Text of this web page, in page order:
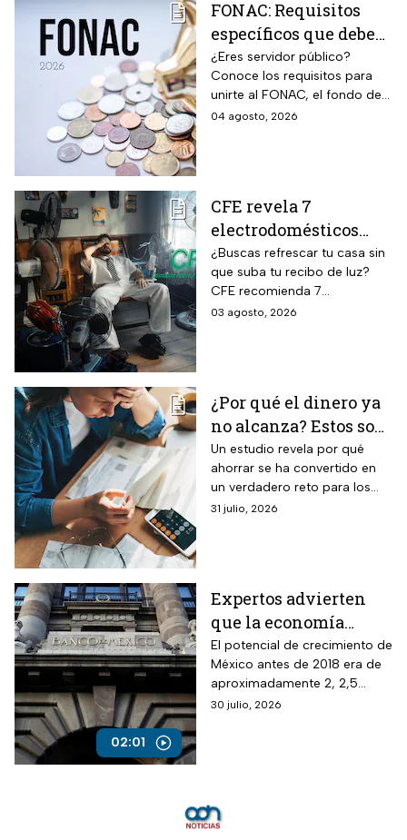
FONAC: Requisitos
específicos que deben
cumplir los
trabajadores para
participar en él
¿Eres servidor público?
Conoce los requisitos para
unirte al FONAC, el fondo de
ahorro Capitalizable de los
04 agosto, 2026
CFE revela 7
electrodomésticos
para combatir el calor
sin que se dispare tu
recibo de luz
¿Buscas refrescar tu casa sin
que suba tu recibo de luz?
CFE recomienda 7
electrodomésticos eficientes
03 agosto, 2026
¿Por qué el dinero ya
no alcanza? Estos son
los gastos que más
impactan a los
mexicanos
Un estudio revela por qué
ahorrar se ha convertido en
un verdadero reto para los
mexicanos.
31 julio, 2026
02:01
Expertos advierten
que la economía
mexicana esta al
borde del colapso
El potencial de crecimiento de
México antes de 2018 era de
aproximadamente 2, 2,5
puntos del PIB y ahora por la
30 julio, 2026